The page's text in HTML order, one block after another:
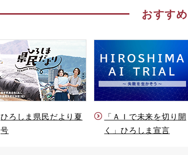
おすす
ひろしま県民だより夏
号
「ＡＩで未来を切り開
く」ひろしま宣言